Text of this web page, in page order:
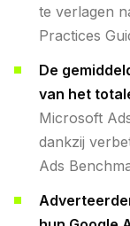
te verlagen
Practices
De
van het
Microsoft
dankzij
Ads